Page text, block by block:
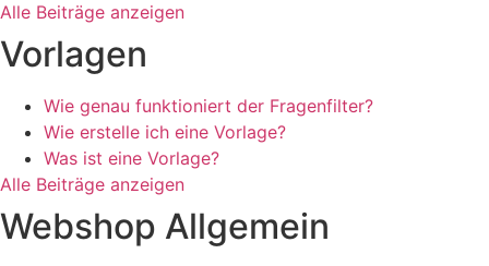
Alle Beiträge anzeigen
Vorlagen
Wie genau funktioniert der Fragenfilter?
Wie erstelle ich eine Vorlage?
Was ist eine Vorlage?
Alle Beiträge anzeigen
Webshop Allgemein